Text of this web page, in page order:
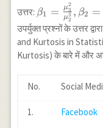
f d^4
v_1^2-3 v_1^4
उत्तर:
{\mu_2^3},
{\mu_2^2}
β1 = μ2
3
μ3
2
, β2 =
उपर्युक्त प्रश्नों के उत्तर
and Kurtosis in
Kurtosis) के बारे में और
No. Social
1. Facebook